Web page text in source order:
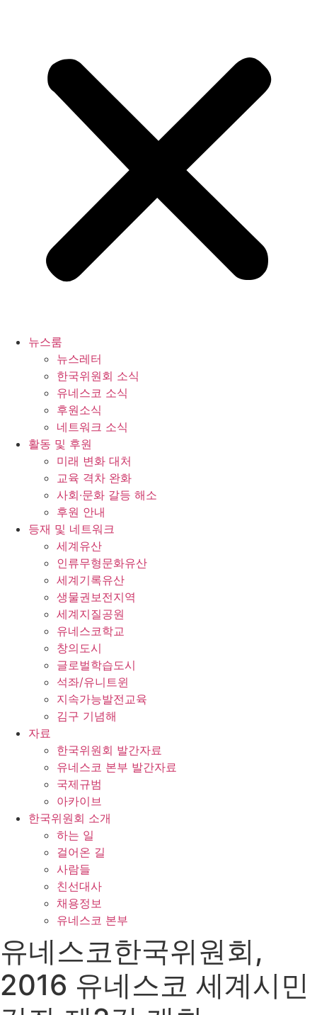
뉴스룸
뉴스레터
한국위원회 소식
유네스코 소식
후원소식
네트워크 소식
활동 및 후원
미래 변화 대처
교육 격차 완화
사회∙문화 갈등 해소
후원 안내
등재 및 네트워크
세계유산
인류무형문화유산
세계기록유산
생물권보전지역
세계지질공원
유네스코학교
창의도시
글로벌학습도시
석좌/유니트윈
지속가능발전교육
김구 기념해
자료
한국위원회 발간자료
유네스코 본부 발간자료
국제규범
아카이브
한국위원회 소개
하는 일
걸어온 길
사람들
친선대사
채용정보
유네스코 본부
유네스코한국위원회,
2016 유네스코 세계시민